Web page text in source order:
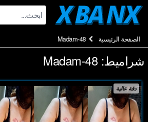
Skip
الصفحة الرئيسية Madam-48
شراميط:Madam-48
دقة عالية